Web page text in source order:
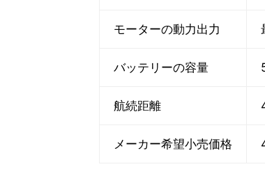
モーターの動力出力
バッテリーの容量
航続距離
メーカー希望小売価格